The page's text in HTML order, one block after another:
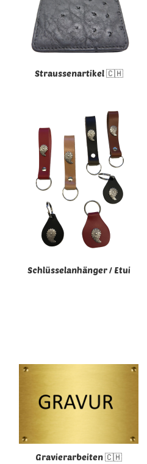
Straussenartikel 🇨🇭
Schlüsselanhänger / Etui
Gravierarbeiten 🇨🇭